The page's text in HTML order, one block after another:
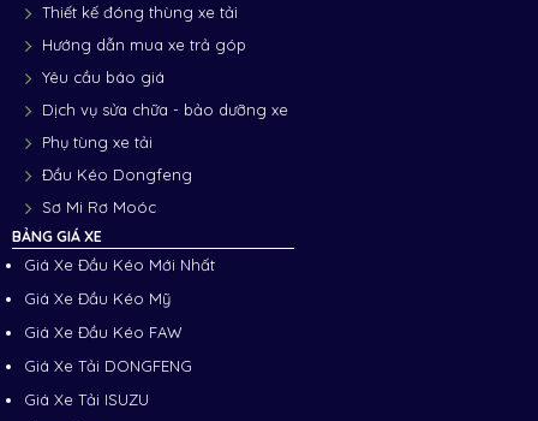
Thiết kế đóng thùng xe tải
Hướng dẫn mua xe trả góp
Yêu cầu báo giá
Dịch vụ sửa chữa - bảo dưỡng xe
Phụ tùng xe tải
Đầu Kéo Dongfeng
Sơ Mi Rơ Moóc
BẢNG GIÁ XE
Giá Xe Đầu Kéo Mới Nhất
Giá Xe Đầu Kéo Mỹ
Giá Xe Đầu Kéo FAW
Giá Xe Tải DONGFENG
Giá Xe Tải ISUZU